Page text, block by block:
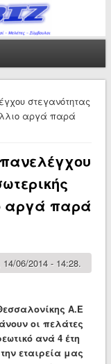
στεγανότητας
αργά παρά
αργά παρά
06/2014 - 14:28.
Α.Ε
οι πελάτες
ανά 4 έτη
εταιρεία μας